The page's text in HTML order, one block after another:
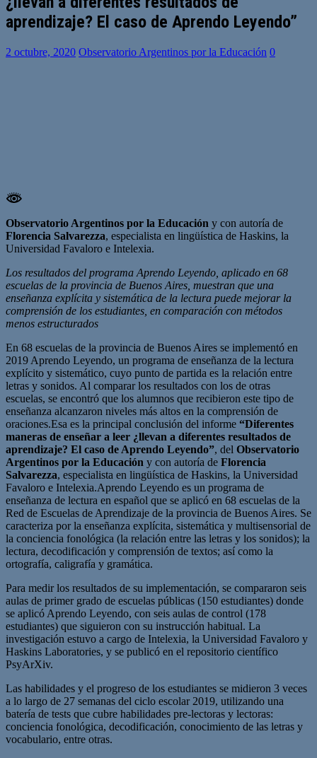
aprendizaje? El caso de Aprendo Leyendo”
2 octubre, 2020 Observatorio Argentinos por la Educación 0
Observatorio Argentinos por la Educación y con autoría de
Florencia Salvarezza, especialista en lingüística de Haskins, la
Universidad Favaloro e Intelexia.
Los resultados del programa Aprendo Leyendo, aplicado en 68
escuelas de la provincia de Buenos Aires, muestran que una
enseñanza explícita y sistemática de la lectura puede mejorar la
comprensión de los estudiantes, en comparación con métodos
menos estructurados
En 68 escuelas de la provincia de Buenos Aires se implementó en
2019 Aprendo Leyendo, un programa de enseñanza de la lectura
explícito y sistemático, cuyo punto de partida es la relación entre
letras y sonidos. Al comparar los resultados con los de otras
escuelas, se encontró que los alumnos que recibieron este tipo de
enseñanza alcanzaron niveles más altos en la comprensión de
oraciones.Esa es la principal conclusión del informe “Diferentes
maneras de enseñar a leer ¿llevan a diferentes resultados de
aprendizaje? El caso de Aprendo Leyendo”, del Observatorio
Argentinos por la Educación y con autoría de Florencia
Salvarezza, especialista en lingüística de Haskins, la Universidad
Favaloro e Intelexia.Aprendo Leyendo es un programa de
enseñanza de lectura en español que se aplicó en 68 escuelas de la
Red de Escuelas de Aprendizaje de la provincia de Buenos Aires. Se
caracteriza por la enseñanza explícita, sistemática y multisensorial de
la conciencia fonológica (la relación entre las letras y los sonidos); la
lectura, decodificación y comprensión de textos; así como la
ortografía, caligrafía y gramática.
Para medir los resultados de su implementación, se compararon seis
aulas de primer grado de escuelas públicas (150 estudiantes) donde
se aplicó Aprendo Leyendo, con seis aulas de control (178
estudiantes) que siguieron con su instrucción habitual. La
investigación estuvo a cargo de Intelexia, la Universidad Favaloro y
Haskins Laboratories, y se publicó en el repositorio científico
PsyArXiv.
Las habilidades y el progreso de los estudiantes se midieron 3 veces
a lo largo de 27 semanas del ciclo escolar 2019, utilizando una
batería de tests que cubre habilidades pre-lectoras y lectoras:
conciencia fonológica, decodificación, conocimiento de las letras y
vocabulario, entre otras.